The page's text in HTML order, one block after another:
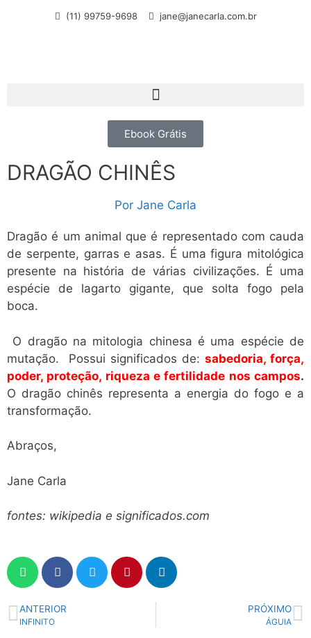
(11) 99759-9698 jane@janecarla.com.br
Ebook Grátis
DRAGÃO CHINÊS
Por Jane Carla
Dragão é um animal que é representado com cauda
de serpente, garras e asas. É uma figura mitológica
presente na história de várias civilizações. É uma
espécie de lagarto gigante, que solta fogo pela
boca.
O dragão na mitologia chinesa é uma espécie de
mutação. Possui significados de: sabedoria, força,
poder, proteção, riqueza e fertilidade nos campos.
O dragão chinês representa a energia do fogo e a
transformação.
Abraços,
Jane Carla
fontes: wikipedia e significados.com
ANTERIOR
INFINITO
PRÓXIMO
ÁGUIA